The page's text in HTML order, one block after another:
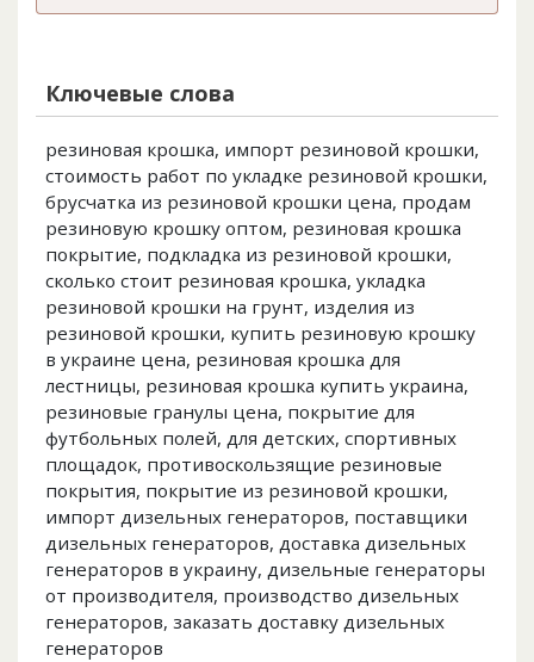
Ключевые слова
резиновая крошка, импорт резиновой крошки,
стоимость работ по укладке резиновой крошки,
брусчатка из резиновой крошки цена, продам
резиновую крошку оптом, резиновая крошка
покрытие, подкладка из резиновой крошки,
сколько стоит резиновая крошка, укладка
резиновой крошки на грунт, изделия из
резиновой крошки, купить резиновую крошку
в украине цена, резиновая крошка для
лестницы, резиновая крошка купить украина,
резиновые гранулы цена, покрытие для
футбольных полей, для детских, спортивных
площадок, противоскользящие резиновые
покрытия, покрытие из резиновой крошки,
импорт дизельных генераторов, поставщики
дизельных генераторов, доставка дизельных
генераторов в украину, дизельные генераторы
от производителя, производство дизельных
генераторов, заказать доставку дизельных
генераторов